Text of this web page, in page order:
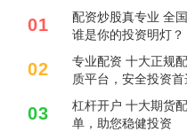
01
配资炒股真专业 全
谁是你的投资明灯？
02
专业配资 十大正规
质平台，安全投资
03
杠杆开户 十大期货配资平台App：精选榜
单，助您稳健投资